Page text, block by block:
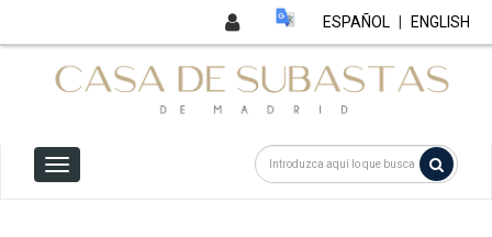
ESPAÑOL ENGLISH